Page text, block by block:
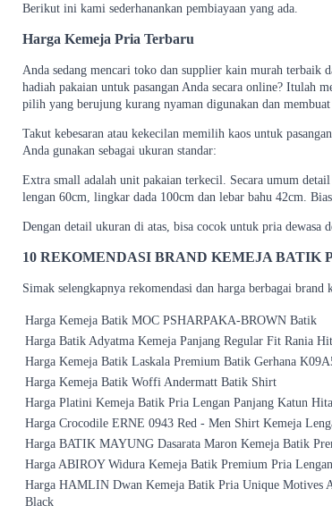
Berikut ini kami sederhanankan pembiayaan yang ada.
Harga Kemeja Pria Terbaru
Anda sedang mencari toko dan supplier kain murah
hadiah pakaian untuk pasangan Anda secara online? Itulah
pilih yang berujung kurang nyaman digunakan dan
Takut kebesaran atau kekecilan memilih kaos untuk
Anda gunakan sebagai ukuran standar:
Extra small adalah unit pakaian terkecil. Secara umum
lengan 60cm, lingkar dada 100cm dan lebar bahu 42cm.
Dengan detail ukuran di atas, bisa cocok untuk pria
10 REKOMENDASI BRAND KEMEJA BATIK
Simak selengkapnya rekomendasi dan harga berbagai
Harga Kemeja Batik MOC PSHARPAKA-BROWN Batik
Harga Batik Adyatma Kemeja Panjang Regular Fit Rania
Harga Kemeja Batik Laskala Premium Batik Gerhana
Harga Kemeja Batik Woffi Andermatt Batik Shirt
Harga Platini Kemeja Batik Pria Lengan Panjang Katun
Harga Crocodile ERNE 0943 Red - Men Shirt Kemeja
Harga BATIK MAYUNG Dasarata Maron Kemeja Batik
Harga ABIROY Widura Kemeja Batik Premium Pria
Harga HAMLIN Dwan Kemeja Batik Pria Unique Motives
Black